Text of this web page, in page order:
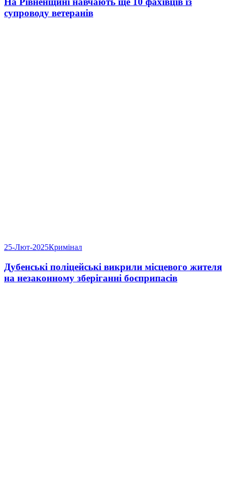
супроводу ветеранів
25-Лют-2025Кримінал
Дубенські поліцейські викрили місцевого жителя
на незаконному зберіганні боєприпасів